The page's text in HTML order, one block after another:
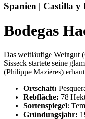
Spanien | Castilla y
Bodegas
Das weitläufige Weingut
Sisseck startete seine
(Philippe Maziéres)
Ortschaft:
Rebfläche: 78
Sortenspiegel:
Gründungsjahr: